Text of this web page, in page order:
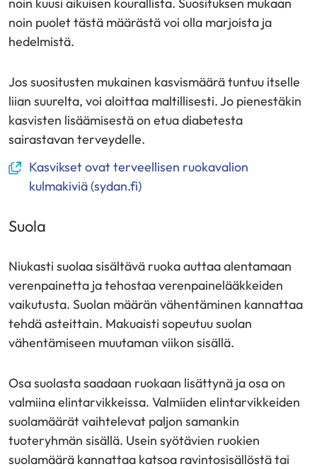
noin puolet tästä määrästä voi olla marjoista ja
hedelmistä.
Jos suositusten mukainen kasvismäärä tuntuu itselle
liian suurelta, voi aloittaa maltillisesti. Jo pienestäkin
kasvisten lisäämisestä on etua diabetesta
sairastavan terveydelle.
Kasvikset ovat terveellisen ruokavalion
kulmakiviä (sydan.fi)
(avautuu
uuteen
siirryt
palveluun)
Suola
Niukasti suolaa sisältävä ruoka auttaa alentamaan
verenpainetta ja tehostaa verenpainelääkkeiden
vaikutusta. Suolan määrän vähentäminen kannattaa
tehdä asteittain. Makuaisti sopeutuu suolan
vähentämiseen muutaman viikon sisällä.
Osa suolasta saadaan ruokaan lisättynä ja osa on
valmiina elintarvikkeissa. Valmiiden elintarvikkeiden
suolamäärät vaihtelevat paljon samankin
tuoteryhmän sisällä. Usein syötävien ruokien
suolamäärä kannattaa katsoa ravintosisällöstä tai